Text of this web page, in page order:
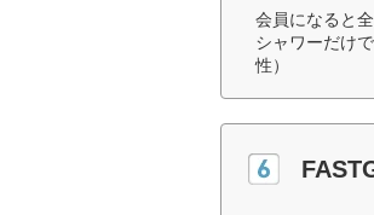
会員になると
シャワーだけ
性）